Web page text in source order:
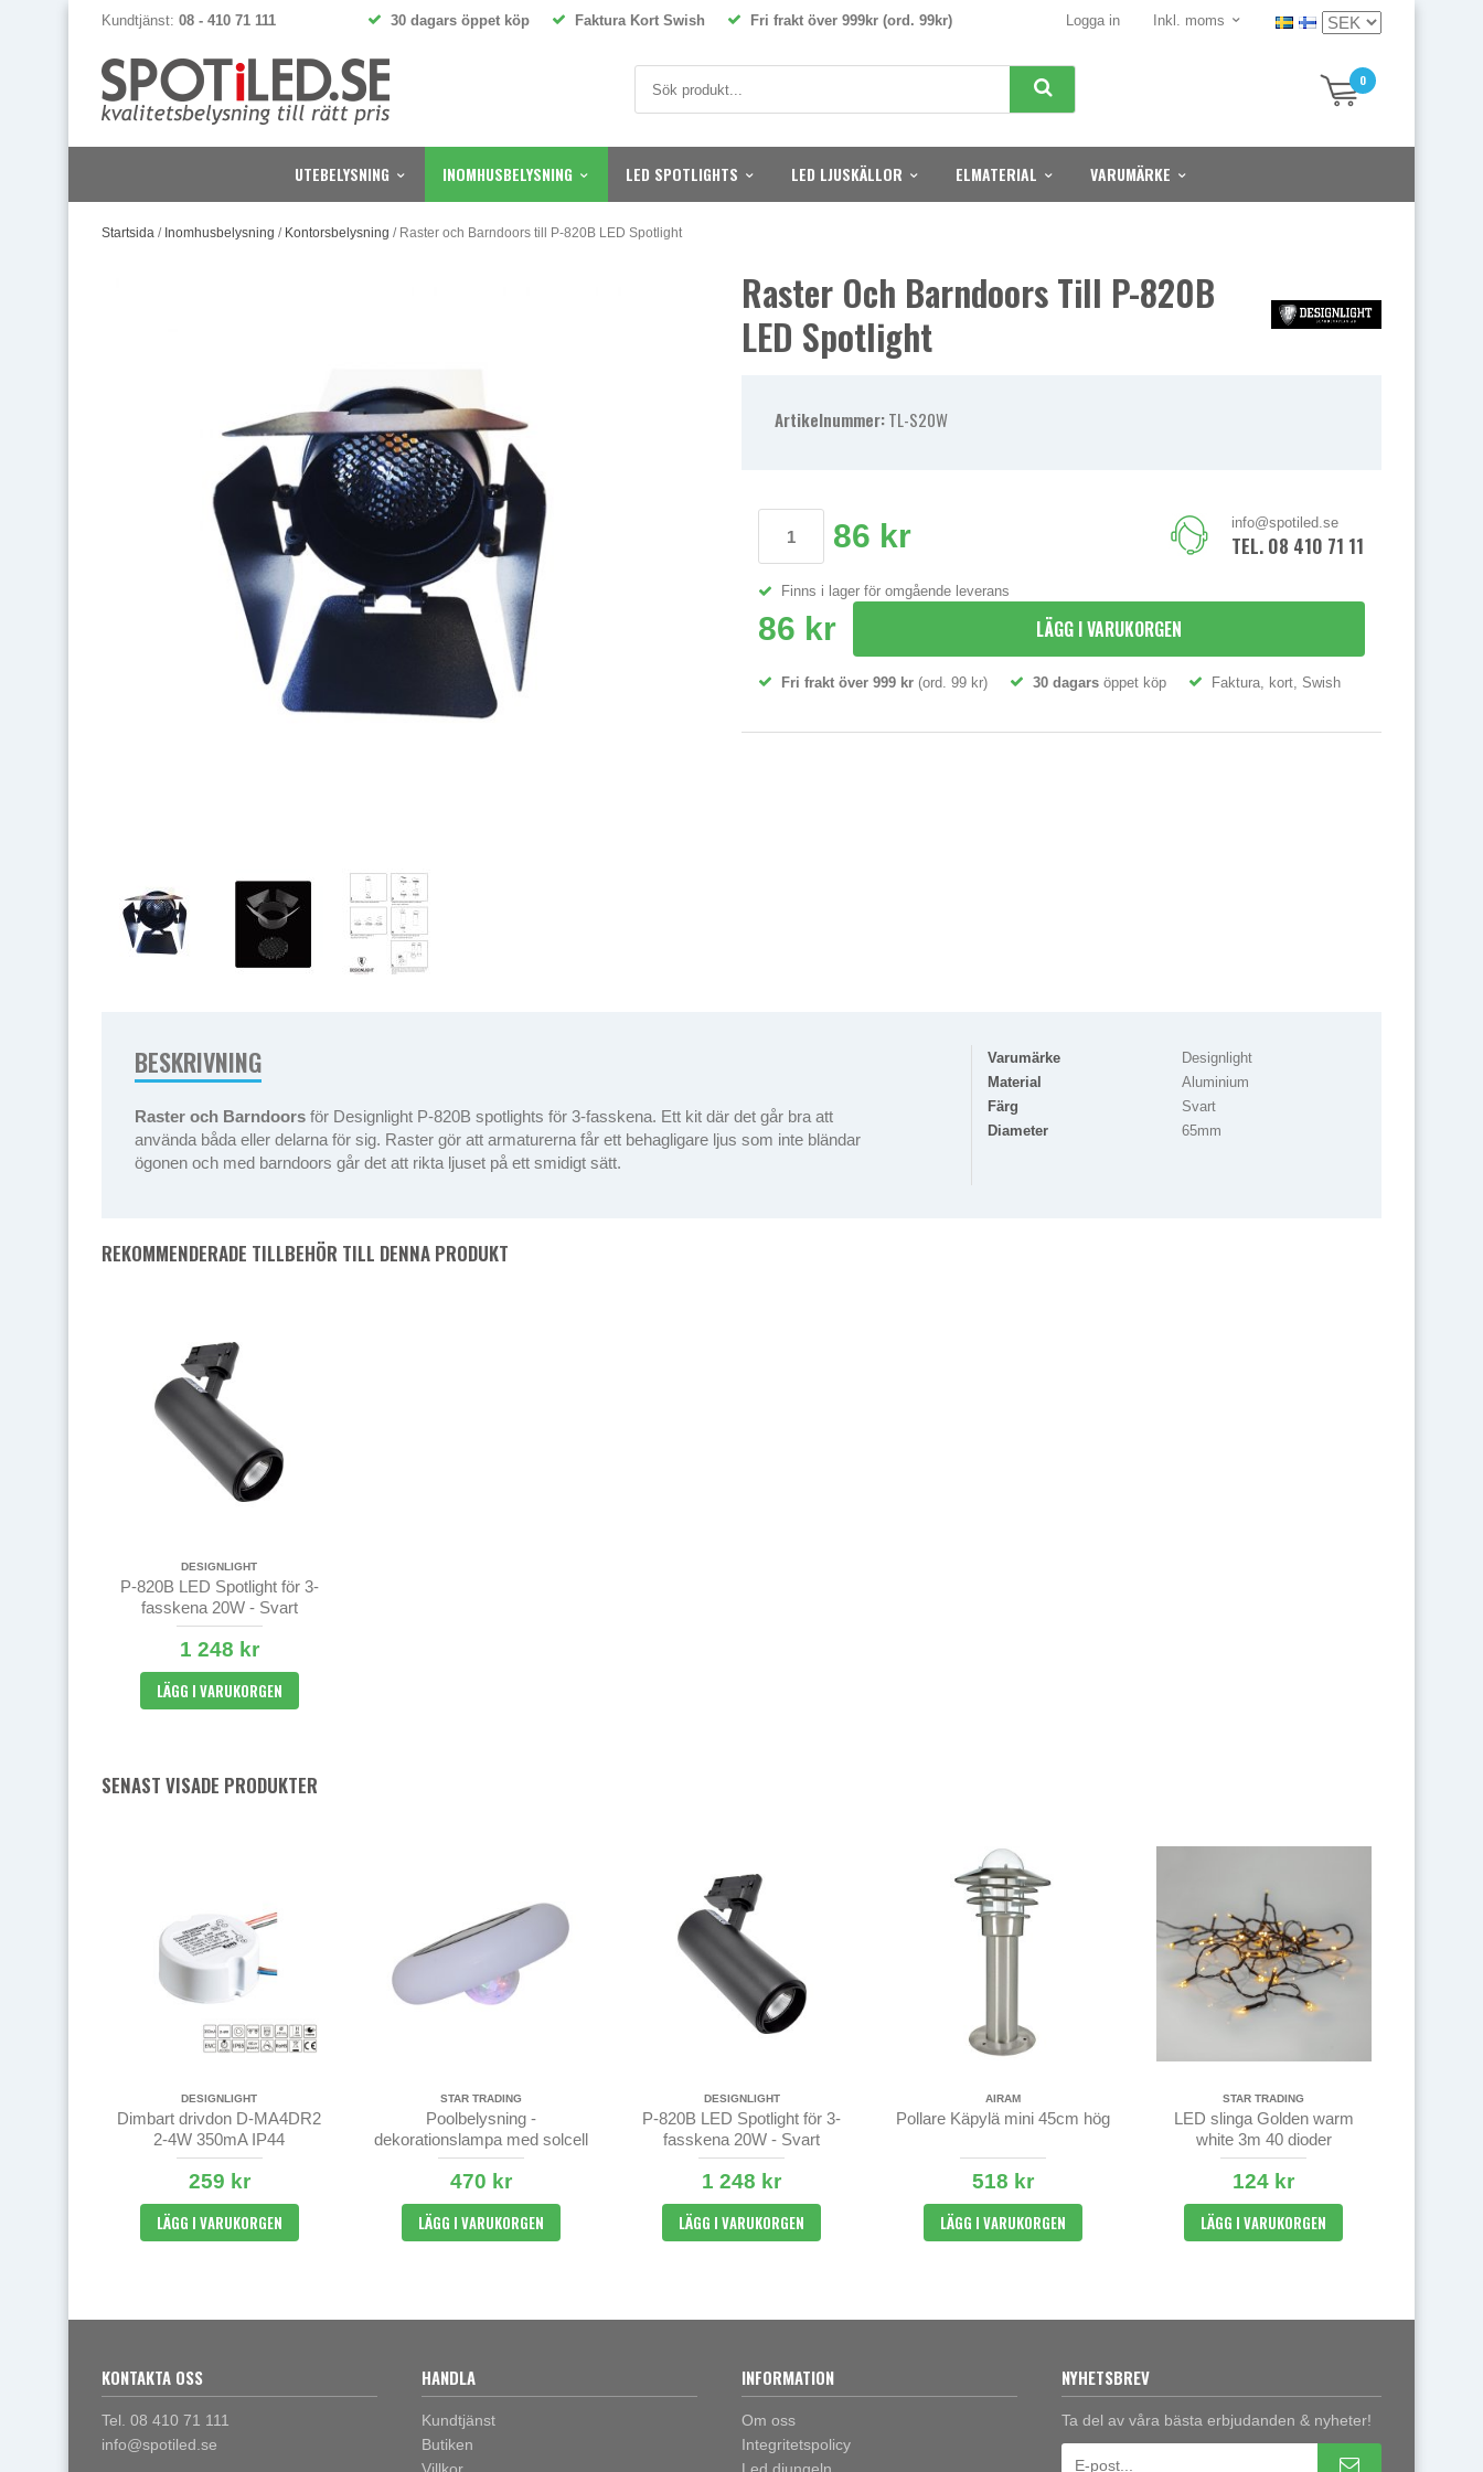
Kundtjänst: 08 - 410 71 111 Logga in Inkl. moms
30 dagars öppet köp Faktura Kort Swish Fri frakt över 999kr (ord. 99kr)
0
UTEBELYSNING INOMHUSBELYSNING LED SPOTLIGHTS LED LJUSKÄLLOR ELMATERIAL VARUMÄRKE
Startsida / Inomhusbelysning / Kontorsbelysning / Raster och Barndoors till P-820B LED Spotlight
Raster Och Barndoors Till P-820B
LED Spotlight
Artikelnummer:TL-S20W
86 kr info@spotiled.se
TEL. 08 410 71 111
Finns i lager för omgående leverans
86 kr LÄGG I VARUKORGEN
Fri frakt över 999 kr (ord. 99 kr) 30 dagars öppet köp Faktura, kort, Swish
BESKRIVNING
Raster och Barndoors för Designlight P-820B spotlights för 3-fasskena. Ett kit där det går bra att
använda båda eller delarna för sig. Raster gör att armaturerna får ett behagligare ljus som inte bländar
ögonen och med barndoors går det att rikta ljuset på ett smidigt sätt.
Varumärke
Designlight
Material
Aluminium
Färg
Svart
Diameter
65mm
REKOMMENDERADE TILLBEHÖR TILL DENNA PRODUKT
DESIGNLIGHT
P-820B LED Spotlight för 3-
fasskena 20W - Svart
1 248 kr
LÄGG I VARUKORGEN
SENAST VISADE PRODUKTER
DESIGNLIGHT
Dimbart drivdon D-MA4DR2
2-4W 350mA IP44
259 kr
LÄGG I VARUKORGEN
STAR TRADING
Poolbelysning -
dekorationslampa med solcell
470 kr
LÄGG I VARUKORGEN
DESIGNLIGHT
P-820B LED Spotlight för 3-
fasskena 20W - Svart
1 248 kr
LÄGG I VARUKORGEN
AIRAM
Pollare Käpylä mini 45cm hög
518 kr
LÄGG I VARUKORGEN
STAR TRADING
LED slinga Golden warm
white 3m 40 dioder
124 kr
LÄGG I VARUKORGEN
KONTAKTA OSS
Tel. 08 410 71 111
info@spotiled.se
HANDLA
Kundtjänst
Butiken
INFORMATION
Om oss
Integritetspolicy
NYHETSBREV
Ta del av våra bästa erbjudanden & nyheter!